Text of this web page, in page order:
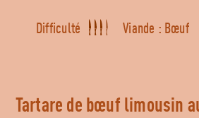
Difficulté Viande : Bœuf
tartare de bœuf limousin